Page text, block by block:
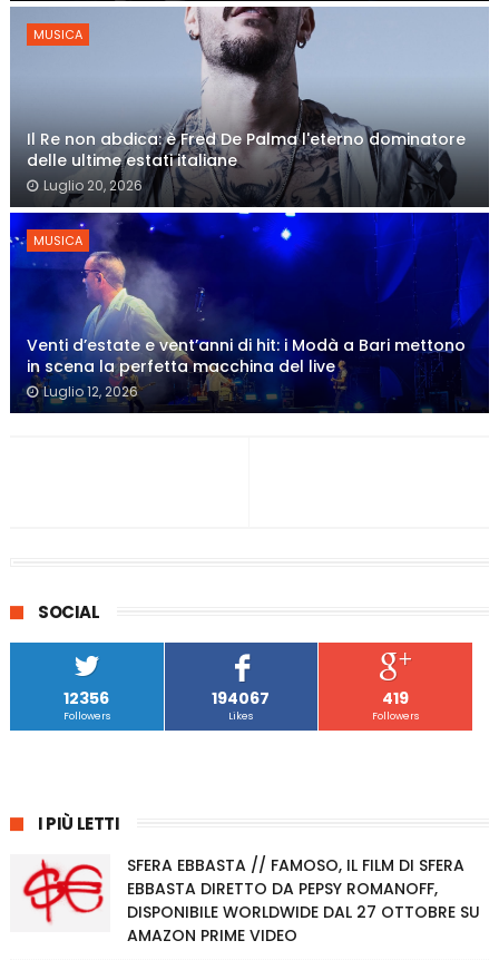
MUSICA
Il Re non abdica: è Fred De Palma l'eterno dominatore
delle ultime estati italiane
Luglio 20, 2026
MUSICA
Venti d’estate e vent’anni di hit: i Modà a Bari mettono
in scena la perfetta macchina del live
Luglio 12, 2026
SOCIAL
12356
Followers
194067
Likes
419
Followers
I PIÙ LETTI
SFERA EBBASTA // FAMOSO, IL FILM DI SFERA
EBBASTA DIRETTO DA PEPSY ROMANOFF,
DISPONIBILE WORLDWIDE DAL 27 OTTOBRE SU
AMAZON PRIME VIDEO